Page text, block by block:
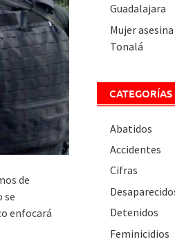
de
se
enfocará
Guadalajara
Mujer
Tonalá
CATEGORÍAS
Abatidos
Accidentes
Cifras
Detenidos
Feminicidios